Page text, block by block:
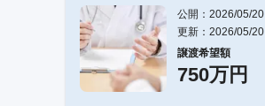
公開：2026/05/20
更新：2026/05/20
譲渡希望額
750万円